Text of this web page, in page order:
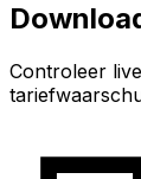
Controleer